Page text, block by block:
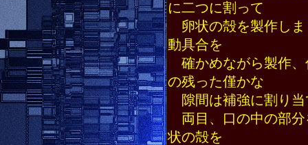
に二つに割って
卵状の殻を製作しま
動具合を
確かめながら製作、
の残った僅かな
隙間は補強に割り当
両目、口の中の部分
状の殻を